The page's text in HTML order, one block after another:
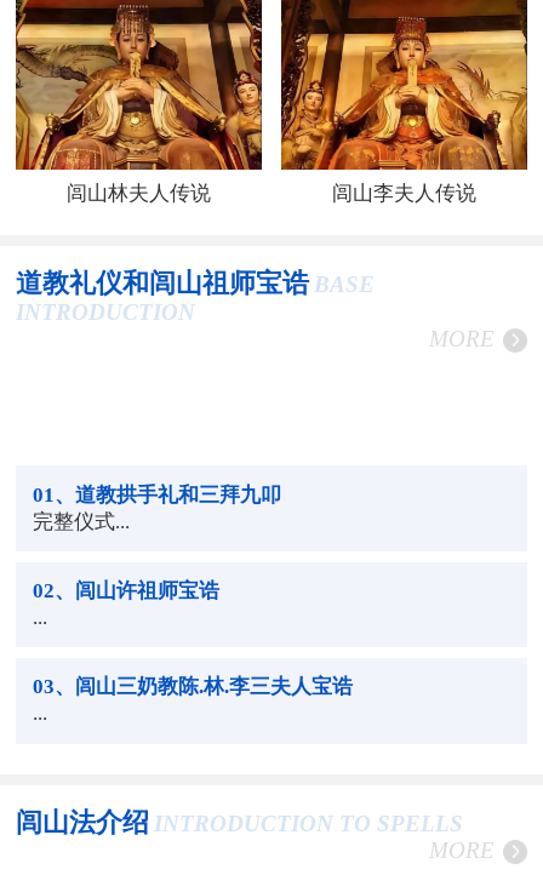
闾山林夫人传说 闾山李夫人传说
道教礼仪和闾山祖师宝诰 BASE
INTRODUCTION
MORE
01 、道教拱手礼和三拜九叩
完整仪式...
02、闾山许祖师宝诰
...
03、闾山三奶教陈.林.李三夫人宝诰
...
闾山法介绍 INTRODUCTION TO SPELLS
MORE